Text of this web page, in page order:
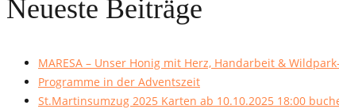
Neueste Beiträge
MARESA – Unser Honig mit Herz, Handarbeit &
Programme in der Adventszeit
St.Martinsumzug 2025 Karten ab 10.10.2025 18:00